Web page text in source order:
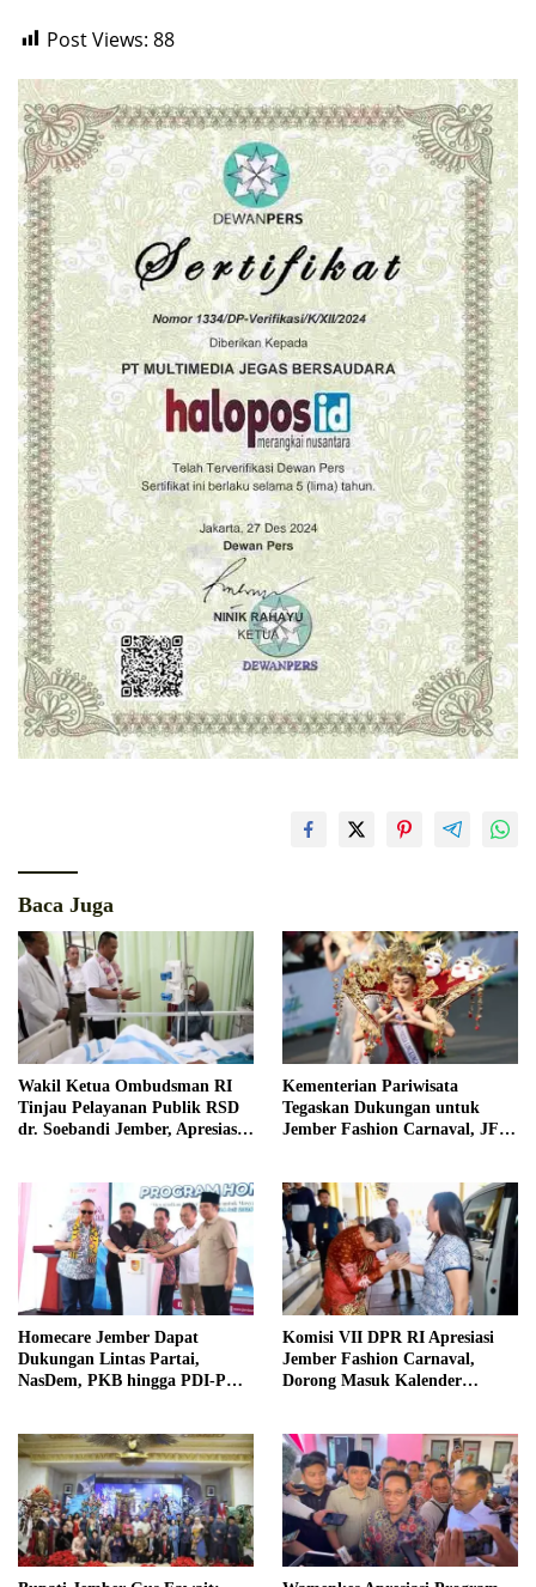
Post Views: 88
Baca Juga
Wakil Ketua Ombudsman RI
Tinjau Pelayanan Publik RSD
dr. Soebandi Jember, Apresiasi
Kementerian Pariwisata
Tegaskan Dukungan untuk
Jember Fashion Carnaval, JFC
Homecare Jember Dapat
Dukungan Lintas Partai,
NasDem, PKB hingga PDI-P
Komisi VII DPR RI Apresiasi
Jember Fashion Carnaval,
Dorong Masuk Kalender